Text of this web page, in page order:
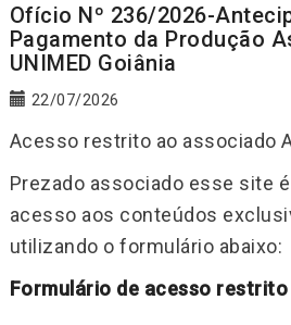
Ofício Nº 236/2026-
Pagamento da Produção
UNIMED Goiânia
22/07/2026
Acesso restrito ao associado
Prezado associado esse site
acesso aos conteúdos
utilizando o formulário abaixo:
Formulário de acesso restrito